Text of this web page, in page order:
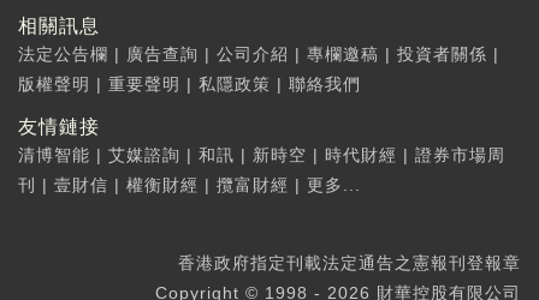
相關訊息
法定公告欄 | 廣告查詢 | 公司介紹 | 專欄邀稿 | 投資者關係 |
版權聲明 | 重要聲明 | 私隱政策 | 聯絡我們
友情鏈接
清博智能 | 艾媒諮詢 | 和訊 | 新時空 | 時代財經 | 證券市場周
刊
| 壹財信 | 權衡財經 | 攬富財經 | 更多...
香港政府指定刊載法定通告之憲報刊登報章
Copyright © 1998 - 2026 財華控股有限公司